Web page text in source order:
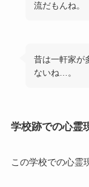
流だもんね。
昔は一軒家が
ないね…。
学校跡での心霊
この学校での心霊